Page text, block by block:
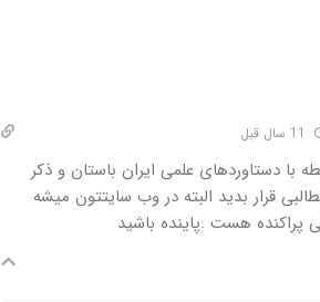
با دستاوردهای علمی ایران باستان و ذکر
قرار بدید البته در وب سایتتون میشه
پراکنده هست .پاینده باشید